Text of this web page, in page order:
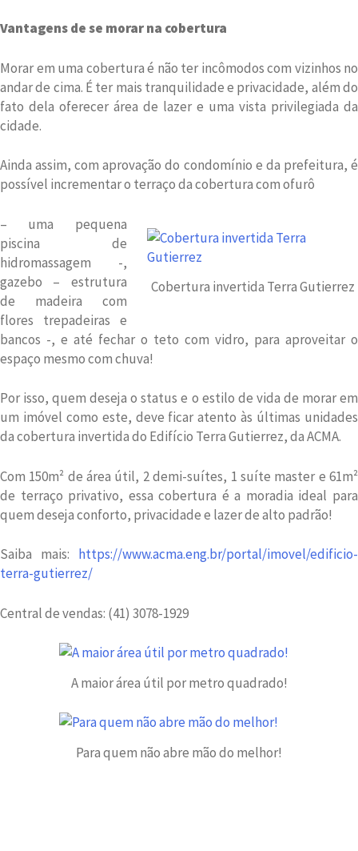
Vantagens de se morar na cobertura
Morar em uma cobertura é não ter incômodos com vizinhos no
andar de cima. É ter mais tranquilidade e privacidade, além do
fato dela oferecer área de lazer e uma vista privilegiada da
cidade.
Ainda assim, com aprovação do condomínio e da prefeitura, é
possível incrementar o terraço da cobertura com ofurô
Cobertura invertida Terra Gutierrez
– uma pequena
piscina de
hidromassagem -,
gazebo – estrutura
de madeira com
flores trepadeiras e
bancos -, e até fechar o teto com vidro, para aproveitar o
espaço mesmo com chuva!
Por isso, quem deseja o status e o estilo de vida de morar em
um imóvel como este, deve ficar atento às últimas unidades
da cobertura invertida do Edifício Terra Gutierrez, da ACMA.
Com 150m² de área útil, 2 demi-suítes, 1 suíte master e 61m²
de terraço privativo, essa cobertura é a moradia ideal para
quem deseja conforto, privacidade e lazer de alto padrão!
Saiba mais: https://www.acma.eng.br/portal/imovel/edificio-
terra-gutierrez/
Central de vendas: (41) 3078-1929
A maior área útil por metro quadrado!
Para quem não abre mão do melhor!